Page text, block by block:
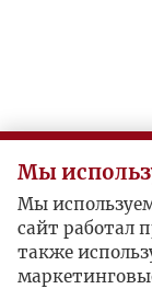
Мы
Мы
сайт работал
также